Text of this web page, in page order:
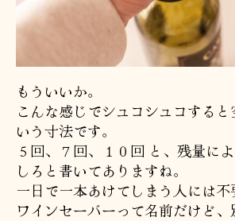
もういいか。
こんな感じでシュコシュコすると
いう寸法です。
５回、７回、１０回 と、残量に
しろと書いてありますね。
一日で一本あけてしまう人には不
ワインセーバーって名前だけど、